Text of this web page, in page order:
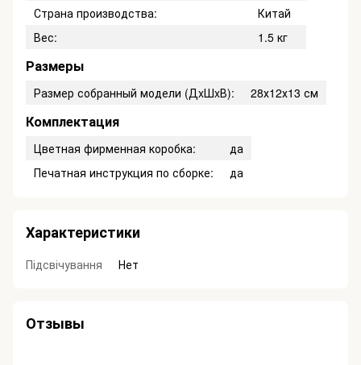
Страна производства:
Китай
Вес:
1.5 кг
Размеры
Размер собранный модели (ДxШxВ): 28х12х13 см
Комплектация
Цветная фирменная коробка:
да
Печатная инструкция по сборке:
да
Характеристики
Підсвічування Нет
Отзывы